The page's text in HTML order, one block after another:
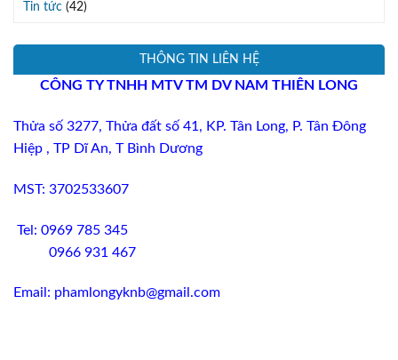
Tin tức (42)
THÔNG TIN LIÊN HỆ
CÔNG TY TNHH MTV TM DV NAM THIÊN LONG
Thửa số 3277, Thửa đất số 41, KP. Tân Long, P. Tân Đông
Hiệp , TP Dĩ An, TBình Dương
MST: 3702533607
Tel: 0969 785 345
0966 931 467
Email: phamlongyknb@gmail.com